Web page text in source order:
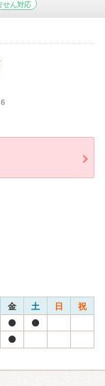
せん対応
金 土 日 祝